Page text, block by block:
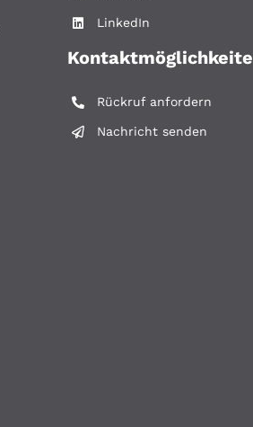
LinkedIn
Rückruf anfordern
Nachricht senden